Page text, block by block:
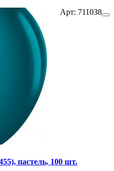
Арт: 711038
пастель, 100 шт.